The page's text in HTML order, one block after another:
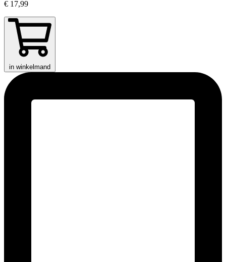
€ 17,99
in winkelmand